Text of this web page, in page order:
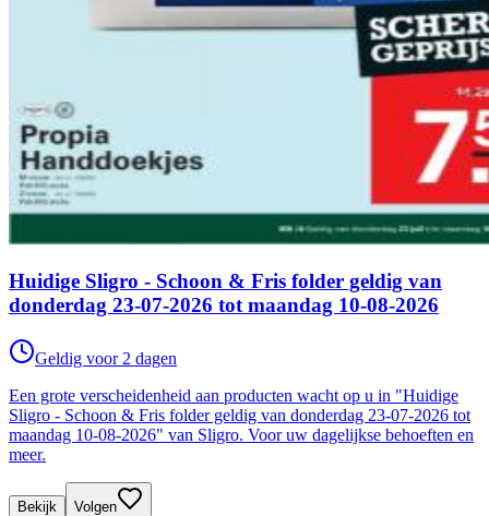
Huidige Sligro - Schoon & Fris folder geldig van
donderdag 23-07-2026 tot maandag 10-08-2026
Geldig voor 2 dagen
Een grote verscheidenheid aan producten wacht op u in "Huidige
Sligro - Schoon & Fris folder geldig van donderdag 23-07-2026 tot
maandag 10-08-2026" van Sligro. Voor uw dagelijkse behoeften en
meer.
Bekijk Volgen